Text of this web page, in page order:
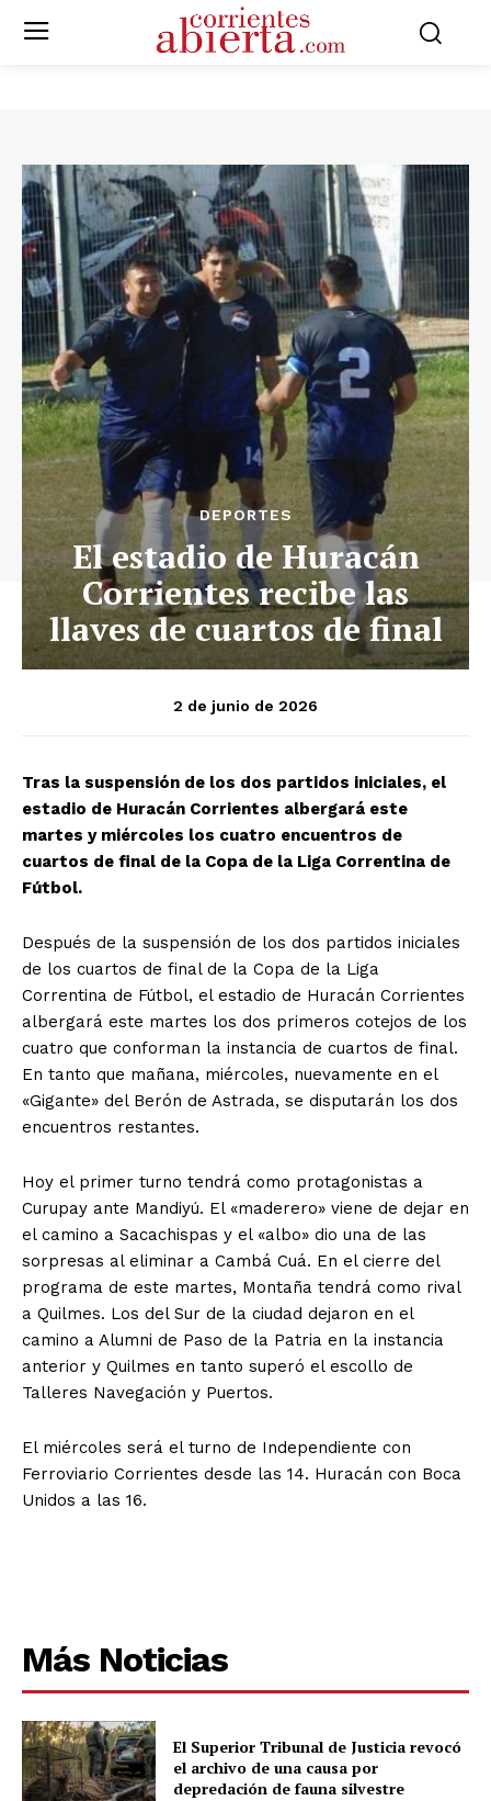
DEPORTES
El estadio de Huracán
Corrientes recibe las
llaves de cuartos de final
2 de junio de 2026
Tras la suspensión de los dos partidos iniciales, el
estadio de Huracán Corrientes albergará este
martes y miércoles los cuatro encuentros de
cuartos de final de la Copa de la Liga Correntina de
Fútbol.
Después de la suspensión de los dos partidos iniciales
de los cuartos de final de la Copa de la Liga
Correntina de Fútbol, el estadio de Huracán Corrientes
albergará este martes los dos primeros cotejos de los
cuatro que conforman la instancia de cuartos de final.
En tanto que mañana, miércoles, nuevamente en el
«Gigante» del Berón de Astrada, se disputarán los dos
encuentros restantes.
Hoy el primer turno tendrá como protagonistas a
Curupay ante Mandiyú. El «maderero» viene de dejar en
el camino a Sacachispas y el «albo» dio una de las
sorpresas al eliminar a Cambá Cuá. En el cierre del
programa de este martes, Montaña tendrá como rival
a Quilmes. Los del Sur de la ciudad dejaron en el
camino a Alumni de Paso de la Patria en la instancia
anterior y Quilmes en tanto superó el escollo de
Talleres Navegación y Puertos.
El miércoles será el turno de Independiente con
Ferroviario Corrientes desde las 14. Huracán con Boca
Unidos a las 16.
Más Noticias
El Superior Tribunal de Justicia revocó
el archivo de una causa por
depredación de fauna silvestre